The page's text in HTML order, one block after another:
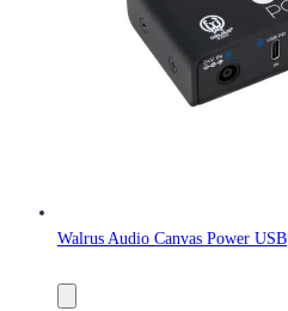
Walrus Audio Canvas Power USB